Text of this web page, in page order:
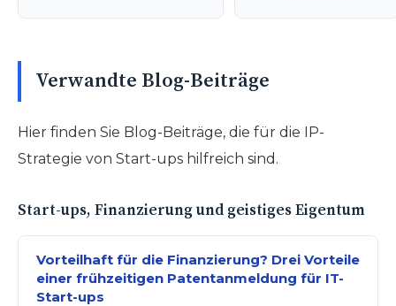
Verwandte Blog-Beiträge
Hier finden Sie Blog-Beiträge, die für die IP-
Strategie von Start-ups hilfreich sind.
Start-ups, Finanzierung und geistiges Eigentum
Vorteilhaft für die Finanzierung? Drei Vorteile
einer frühzeitigen Patentanmeldung für IT-
Start-ups